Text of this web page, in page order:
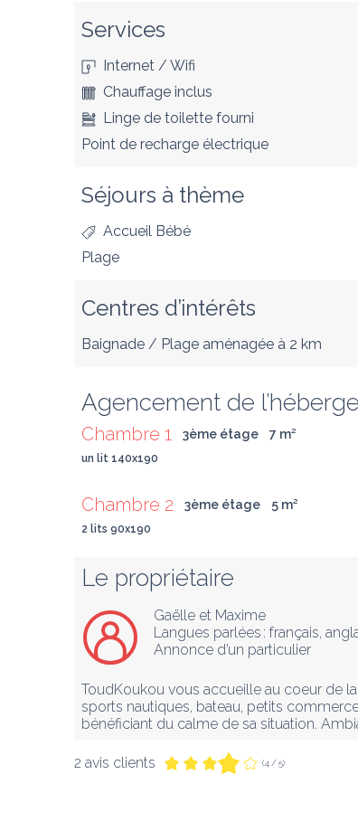
Services
Internet / Wifi
Chauffage inclus
Linge de toilette fourni
Point de recharge électrique
Séjours à thème
Accueil Bébé
Plage
Centres d’intérêts
Baignade / Plage aménagée à 2 km
Agencement de
Chambre 1 3ème étage 7 m²
un lit 140x190
Chambre 2 3ème étage 5 m²
2 lits 90x190
Le propriétaire
Gaëlle et Maxime
Langues parlées : français,
Annonce d’un particulier
ToudKoukou vous accueille au coeur de
sports nautiques, bateau, petits
bénéficiant du calme de sa situation.
2 avis clients (4 / 5)